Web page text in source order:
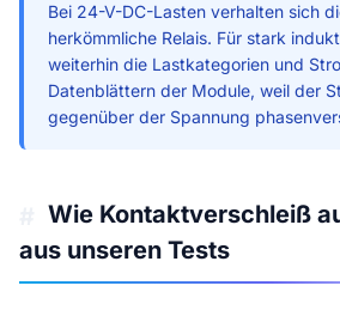
Bei 24-V-DC-Lasten verhalten sich
herkömmliche Relais. Für stark
weiterhin die Lastkategorien und
Datenblättern der Module, weil der
gegenüber der Spannung
Wie Kontaktverschleiß
aus unseren Tests